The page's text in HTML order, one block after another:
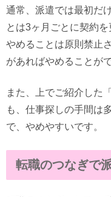
通常、派遣では最初だ
とは3ヶ月ごとに契約
やめることは原則禁止
があればやめることが
また、上でご紹介した
も、仕事探しの手間は
で、やめやすいです。
転職のつなぎで